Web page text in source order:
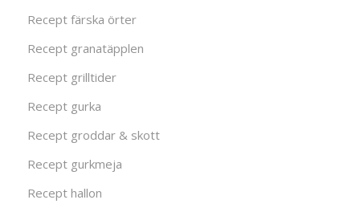
Recept färska örter
Recept granatäpplen
Recept grilltider
Recept gurka
Recept groddar & skott
Recept gurkmeja
Recept hallon